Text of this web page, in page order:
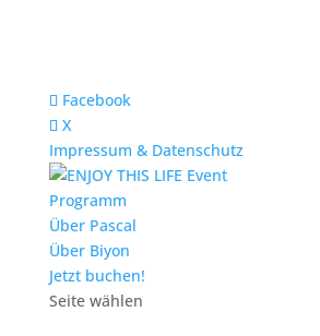
Facebook
X
Impressum & Datenschutz
Programm
Über Pascal
Über Biyon
Jetzt buchen!
Seite wählen